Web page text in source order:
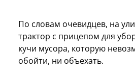
По словам очевидцев, на
трактор с прицепом для
кучи мусора, которую
обойти, ни объехать.